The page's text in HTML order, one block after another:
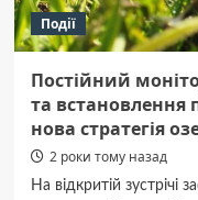
Події
Постійний
та встановлення
нова стратегія
2 роки тому назад
На відкритій зустрічі